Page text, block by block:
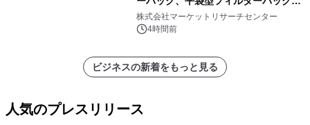
プリーツフィルターバッグ、その
他）・分析レポートを発表
株式会社マーケットリサーチセンター
4時間前
ビジネスの新着をもっと見る
人気のプレスリリース